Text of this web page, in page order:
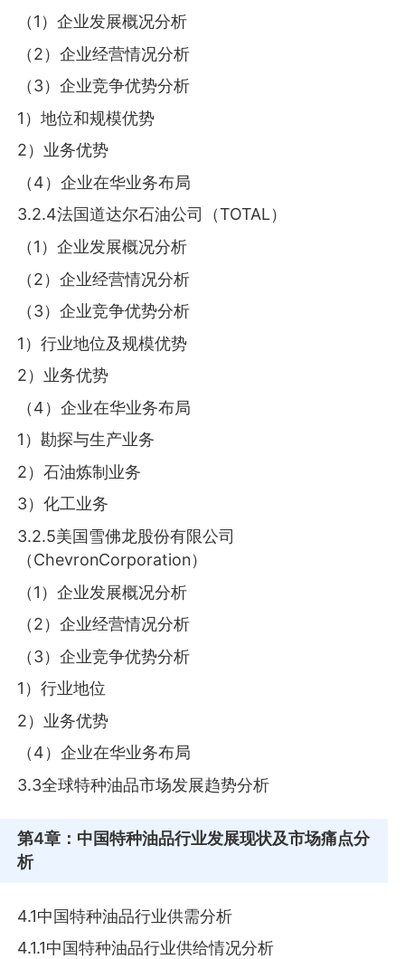
（1）企业发展概况分析
（2）企业经营情况分析
（3）企业竞争优势分析
1）地位和规模优势
2）业务优势
（4）企业在华业务布局
3.2.4法国道达尔石油公司（TOTAL）
（1）企业发展概况分析
（2）企业经营情况分析
（3）企业竞争优势分析
1）行业地位及规模优势
2）业务优势
（4）企业在华业务布局
1）勘探与生产业务
2）石油炼制业务
3）化工业务
3.2.5美国雪佛龙股份有限公司
（ChevronCorporation）
（1）企业发展概况分析
（2）企业经营情况分析
（3）企业竞争优势分析
1）行业地位
2）业务优势
（4）企业在华业务布局
3.3全球特种油品市场发展趋势分析
第4章 ：中国特种油品行业发展现状及市场痛点分
析
4.1中国特种油品行业供需分析
4.1.1中国特种油品行业供给情况分析